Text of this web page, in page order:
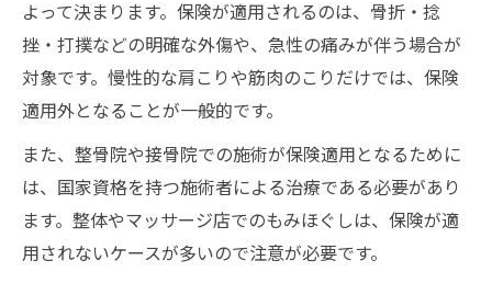
よって決まります。保険が適用されるのは、骨折・捻
挫・打撲などの明確な外傷や、急性の痛みが伴う場合が
対象です。慢性的な肩こりや筋肉のこりだけでは、保険
適用外となることが一般的です。
また、整骨院や接骨院での施術が保険適用となるために
は、国家資格を持つ施術者による治療である必要があり
ます。整体やマッサージ店でのもみほぐしは、保険が適
用されないケースが多いので注意が必要です。